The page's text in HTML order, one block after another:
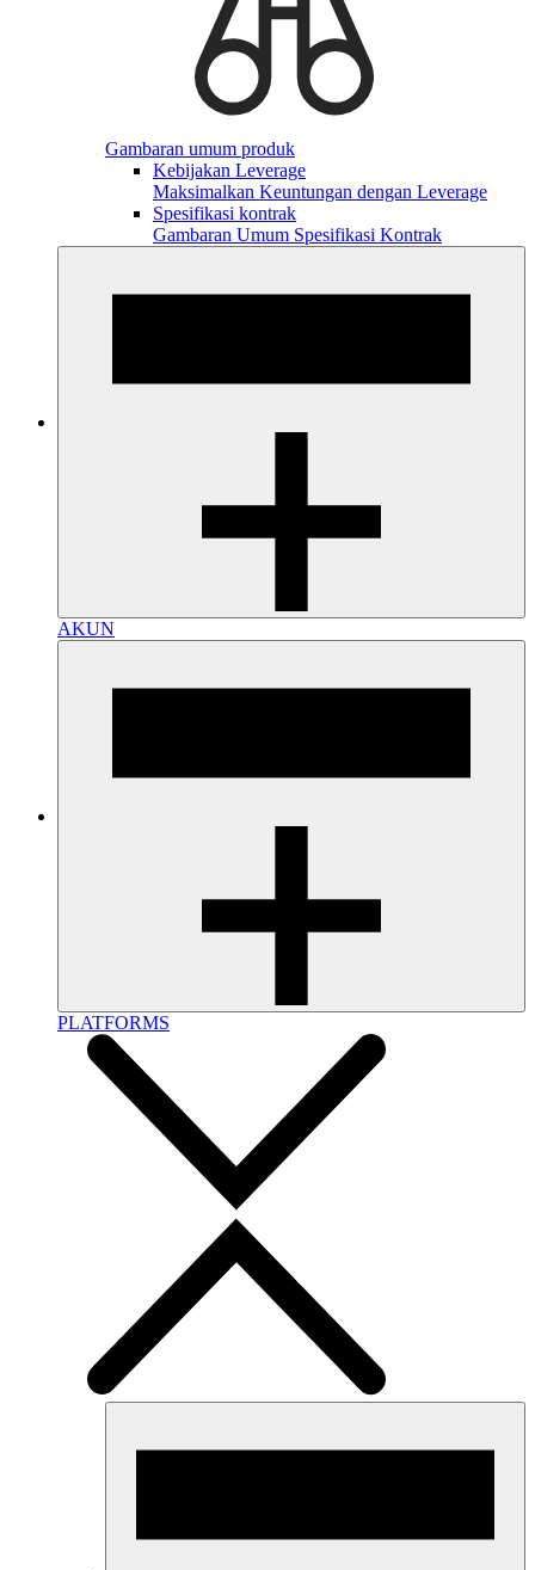
Gambaran umum produk
Kebijakan Leverage
Maksimalkan Keuntungan dengan Leverage
Spesifikasi kontrak
Gambaran Umum Spesifikasi Kontrak
AKUN
PLATFORMS